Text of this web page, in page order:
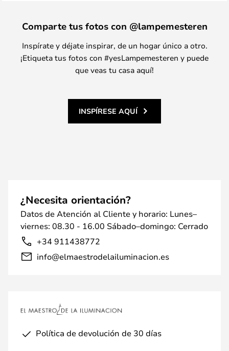
Comparte tus fotos con @lampemesteren
Inspírate y déjate inspirar, de un hogar único a otro.
¡Etiqueta tus fotos con #yesLampemesteren y puede
que veas tu casa aquí!
INSPÍRESE AQUÍ
¿Necesita orientación?
Datos de Atención al Cliente y horario: Lunes–
viernes: 08.30 - 16.00 Sábado–domingo: Cerrado
+34 911438772
info@elmaestrodelailuminacion.es
Política de devolución de 30 días